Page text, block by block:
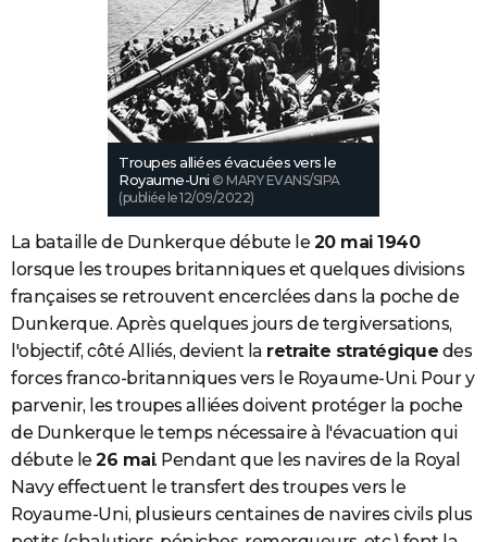
Troupes alliées évacuées vers le
Royaume-Uni © MARY EVANS/SIPA
(publiée le 12/09/2022)
La bataille de Dunkerque débute le 20 mai 1940
lorsque les troupes britanniques et quelques divisions
françaises se retrouvent encerclées dans la poche de
Dunkerque. Après quelques jours de tergiversations,
l'objectif, côté Alliés, devient la retraite stratégique des
forces franco-britanniques vers le Royaume-Uni. Pour y
parvenir, les troupes alliées doivent protéger la poche
de Dunkerque le temps nécessaire à l'évacuation qui
débute le 26 mai. Pendant que les navires de la Royal
Navy effectuent le transfert des troupes vers le
Royaume-Uni, plusieurs centaines de navires civils plus